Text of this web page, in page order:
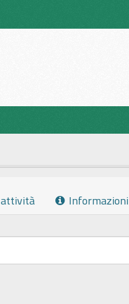
attività Informazioni